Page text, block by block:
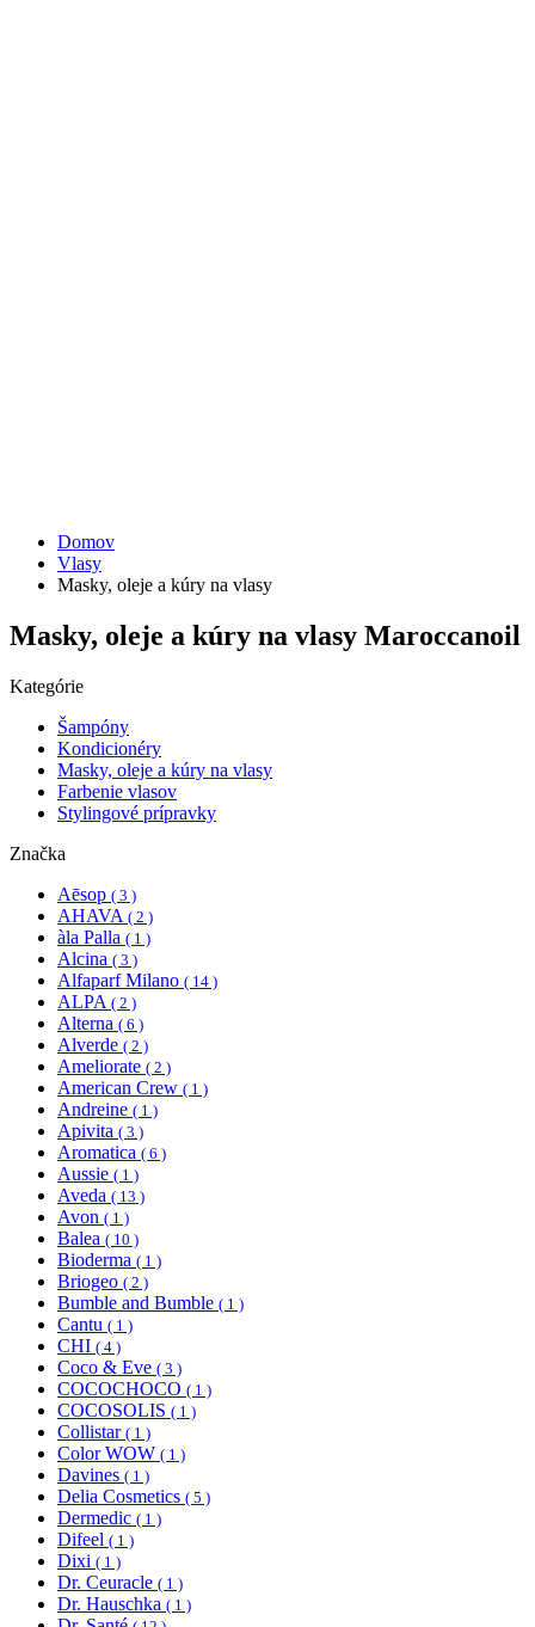
Domov
Vlasy
Masky, oleje a kúry na vlasy
Masky, oleje a kúry na vlasy Maroccanoil
Kategórie
Šampóny
Kondicionéry
Masky, oleje a kúry na vlasy
Farbenie vlasov
Stylingové prípravky
Značka
Aēsop ( 3 )
AHAVA ( 2 )
àla Palla ( 1 )
Alcina ( 3 )
Alfaparf Milano ( 14 )
ALPA ( 2 )
Alterna ( 6 )
Alverde ( 2 )
Ameliorate ( 2 )
American Crew ( 1 )
Andreine ( 1 )
Apivita ( 3 )
Aromatica ( 6 )
Aussie ( 1 )
Aveda ( 13 )
Avon ( 1 )
Balea ( 10 )
Bioderma ( 1 )
Briogeo ( 2 )
Bumble and Bumble ( 1 )
Cantu ( 1 )
CHI ( 4 )
Coco & Eve ( 3 )
COCOCHOCO ( 1 )
COCOSOLIS ( 1 )
Collistar ( 1 )
Color WOW ( 1 )
Davines ( 1 )
Delia Cosmetics ( 5 )
Dermedic ( 1 )
Difeel ( 1 )
Dixi ( 1 )
Dr. Ceuracle ( 1 )
Dr. Hauschka ( 1 )